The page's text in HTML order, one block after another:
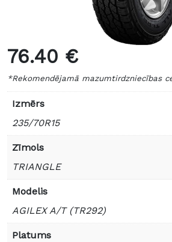
76.40 €
*Rekomendējamā mazumtirdzniecības
Izmērs
235/70R15
Zīmols
TRIANGLE
Modelis
AGILEX A/T (TR292)
Platums